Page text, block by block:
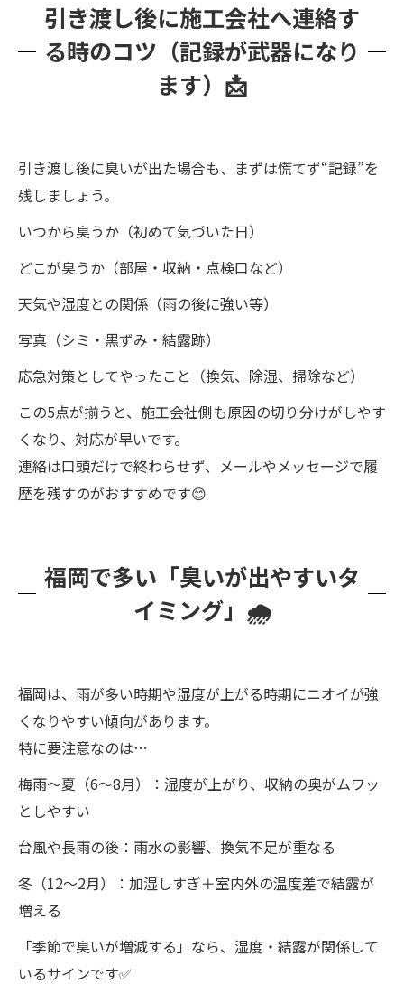
引き渡し後に施工会社へ連絡す
る時のコツ（記録が武器になり
ます）📩
引き渡し後に臭いが出た場合も、まずは慌てず“記録”を
残しましょう。
いつから臭うか（初めて気づいた日）
どこが臭うか（部屋・収納・点検口など）
天気や湿度との関係（雨の後に強い等）
写真（シミ・黒ずみ・結露跡）
応急対策としてやったこと（換気、除湿、掃除など）
この5点が揃うと、施工会社側も原因の切り分けがしやす
くなり、対応が早いです。
連絡は口頭だけで終わらせず、メールやメッセージで履
歴を残すのがおすすめです😊
福岡で多い「臭いが出やすいタ
イミング」🌧️
福岡は、雨が多い時期や湿度が上がる時期にニオイが強
くなりやすい傾向があります。
特に要注意なのは…
梅雨〜夏（6〜8月）：湿度が上がり、収納の奥がムワッ
としやすい
台風や長雨の後：雨水の影響、換気不足が重なる
冬（12〜2月）：加湿しすぎ＋室内外の温度差で結露が
増える
「季節で臭いが増減する」なら、湿度・結露が関係して
いるサインです✅